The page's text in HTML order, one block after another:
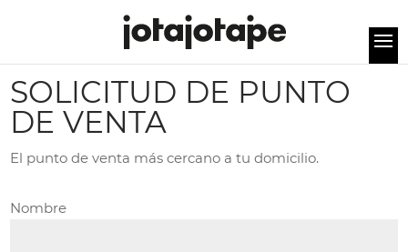
SOLICITUD DE PUNTO
DE VENTA
El punto de venta más cercano a tu domicilio.
Nombre